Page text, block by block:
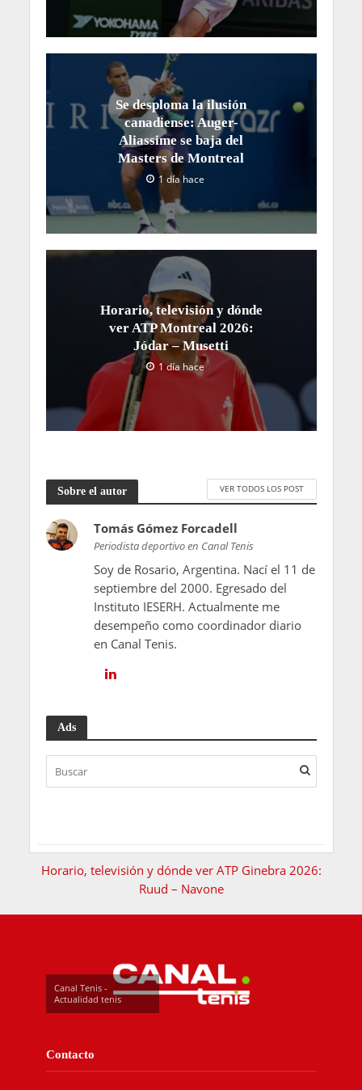
Se desploma la ilusión
canadiense: Auger-
Aliassime se baja del
Masters de Montreal
1 día hace
Horario, televisión y dónde
ver ATP Montreal 2026:
Jódar – Musetti
1 día hace
Sobre el autor VER TODOS LOS POST
Tomás Gómez Forcadell
Periodista deportivo en Canal Tenis
Soy de Rosario, Argentina. Nací el 11 de
septiembre del 2000. Egresado del
Instituto IESERH. Actualmente me
desempeño como coordinador diario
en Canal Tenis.
Ads
Horario, televisión y dónde ver ATP Ginebra 2026:
Ruud – Navone
Canal Tenis -
Actualidad tenis
Contacto